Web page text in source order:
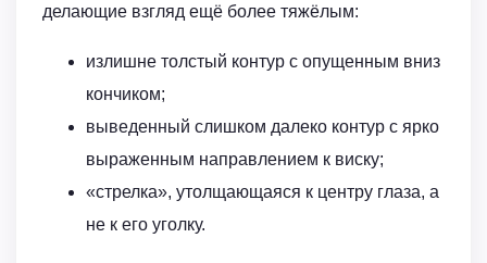
делающие взгляд ещё более тяжёлым:
излишне толстый контур с опущенным вниз
кончиком;
выведенный слишком далеко контур с ярко
выраженным направлением к виску;
«стрелка», утолщающаяся к центру глаза, а
не к его уголку.